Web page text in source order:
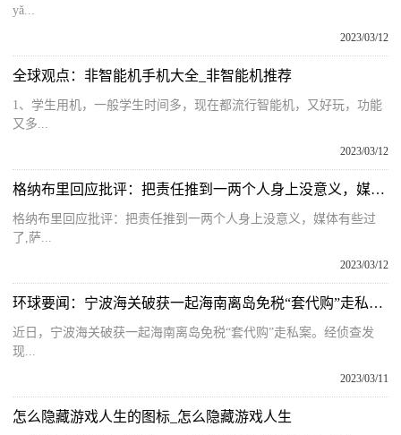
yǎ...
2023/03/12
全球观点：非智能机手机大全_非智能机推荐
1、学生用机，一般学生时间多，现在都流行智能机，又好玩，功能
又多...
2023/03/12
格纳布里回应批评：把责任推到一两个人身上没意义，媒体有些过了
格纳布里回应批评：把责任推到一两个人身上没意义，媒体有些过
了,萨...
2023/03/12
环球要闻：宁波海关破获一起海南离岛免税“套代购”走私案，案值超300万元
近日，宁波海关破获一起海南离岛免税“套代购”走私案。经侦查发
现...
2023/03/11
怎么隐藏游戏人生的图标_怎么隐藏游戏人生